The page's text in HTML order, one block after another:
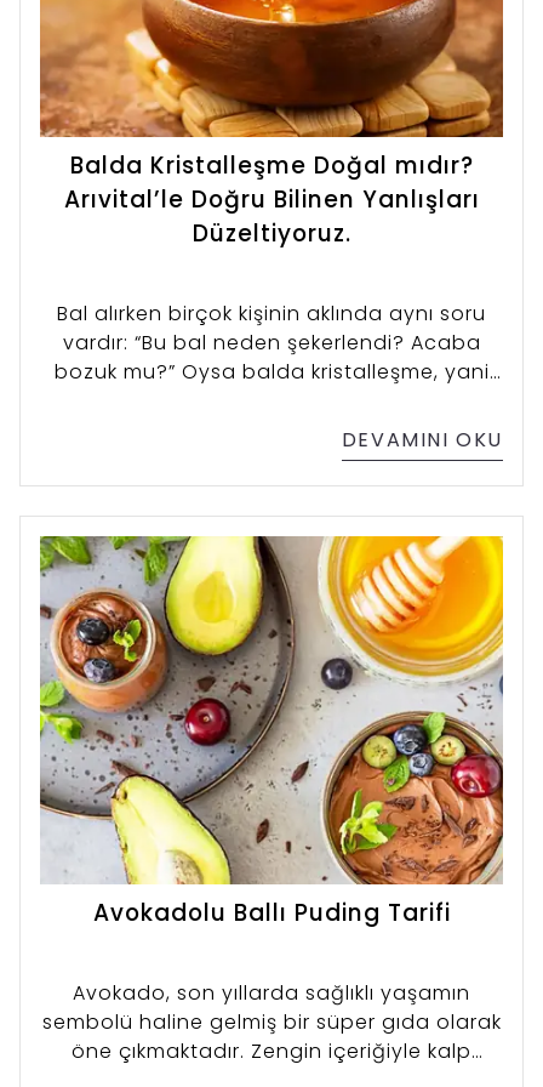
Balda Kristalleşme Doğal mıdır?
Arıvital’le Doğru Bilinen Yanlışları
Düzeltiyoruz.
Bal alırken birçok kişinin aklında aynı soru
vardır: “Bu bal neden şekerlendi? Acaba
bozuk mu?” Oysa balda kristalleşme, yani
tamamen doğal ve bilimsel bir süreçtir.
Arıvital olarak bu konuda yıllardır
karşılaştığımız yanlış bilgileri düzeltmek,
tüketicimizi doğru bilgilendirmek istiyoruz.
DEVAMINI OKU
Avokadolu Ballı Puding Tarifi
Avokado, son yıllarda sağlıklı yaşamın
sembolü haline gelmiş bir süper gıda olarak
öne çıkmaktadır. Zengin içeriğiyle kalp